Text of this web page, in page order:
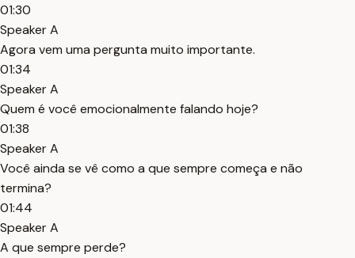
01:30
Speaker A
Agora vem uma pergunta muito importante.
01:34
Speaker A
Quem é você emocionalmente falando hoje?
01:38
Speaker A
Você ainda se vê como a que sempre começa e não
termina?
01:44
Speaker A
A que sempre perde?